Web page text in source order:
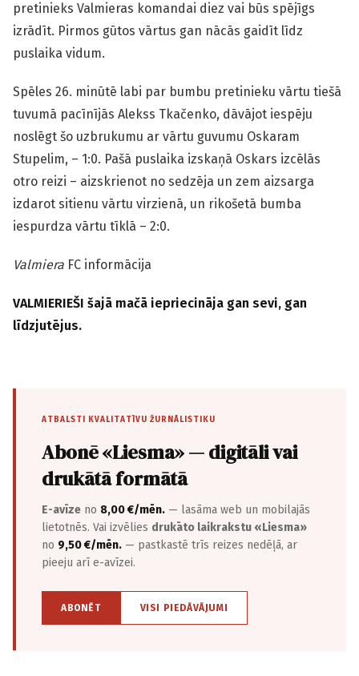
pretinieks Valmieras komandai diez vai būs spējīgs
izrādīt. Pirmos gūtos vārtus gan nācās gaidīt līdz
puslaika vidum.
Spēles 26. minūtē labi par bumbu pretinieku vārtu tiešā
tuvumā pacīnījās Alekss Tkačenko, dāvājot iespēju
noslēgt šo uzbrukumu ar vārtu guvumu Oskaram
Stupelim, – 1:0. Pašā puslaika izskaņā Oskars izcēlās
otro reizi – aizskrienot no sedzēja un zem aizsarga
izdarot sitienu vārtu virzienā, un rikošetā bumba
iespurdza vārtu tīklā – 2:0.
Valmiera FC informācija
VALMIERIEŠI šajā mačā iepriecināja gan sevi, gan
līdzjutējus.
ATBALSTI KVALITATĪVU ŽURNĀLISTIKU
Abonē «Liesma» — digitāli vai
drukātā formātā
E-avīze no 8,00 €/mēn. — lasāma web un mobilajās
lietotnēs. Vai izvēlies drukāto laikrakstu «Liesma»
no 9,50 €/mēn. — pastkastē trīs reizes nedēļā, ar
pieeju arī e-avīzei.
ABONĒT VISI PIEDĀVĀJUMI